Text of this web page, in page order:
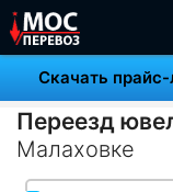
Скачать прайс-
Переезд
Малаховке